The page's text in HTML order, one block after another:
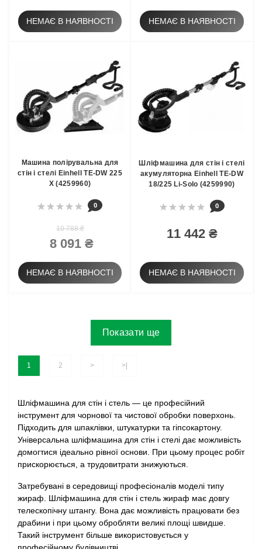
НЕМАЄ В НАЯВНОСТІ НЕМАЄ В НАЯВНОСТІ
Машина полірувальна для
стін і стелі Einhell TE-DW 225
X (4259960)
0
10 788 ₴
8 091 ₴
НЕМАЄ В НАЯВНОСТІ
Шліфмашина для стін і стелі
акумуляторна Einhell TE-DW
18/225 Li-Solo (4259990)
0
11 442 ₴
НЕМАЄ В НАЯВНОСТІ
Показати ще
1 2 > >|
Шліфмашина для стін і стель — це професійний
інструмент для чорнової та чистової обробки поверхонь.
Підходить для шпаклівки, штукатурки та гіпсокартону.
Універсальна шліфмашина для стін і стелі дає можливість
домогтися ідеально рівної основи. При цьому процес робіт
прискорюється, а трудовитрати знижуються.
Затребувані в середовищі професіоналів моделі типу
жираф. Шліфмашина для стін і стель жираф має довгу
телескопічну штангу. Вона дає можливість працювати без
драбини і при цьому обробляти великі площі швидше.
Такий інструмент більше використовується у